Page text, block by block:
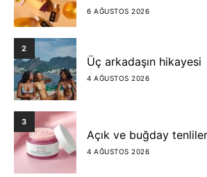
6 AĞUSTOS 2026
2
Üç arkadaşın hikayesi
4 AĞUSTOS 2026
3
Açık ve buğday
4 AĞUSTOS 2026